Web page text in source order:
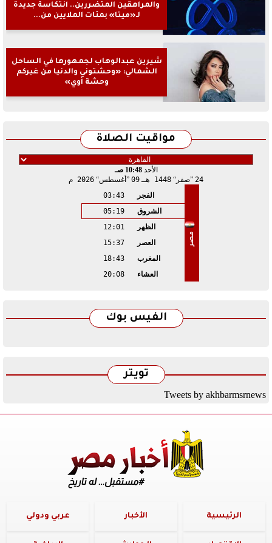
والمراهقين المتضررين.. انتكاسة جديدة
لـ«ميتا» بمئات الملايين من...
شيرين عبدالوهاب لجمهورها في الساحل
الشمالي: «وحشتوني والدنيا من غيركم
وحشة أوي»
مواقيت الصلاة
الأحد10:48 صـ
24 صفر 1448 هـ 09 أغسطس 2026 م
مصر
الفجر
03:43
الشروق
05:19
الظهر
12:01
العصر
15:37
المغرب
18:43
العشاء
20:08
الفيس بوك
تويتر
Tweets by akhbarmsrnews
الرئيسية الأخبار عربي ودولي